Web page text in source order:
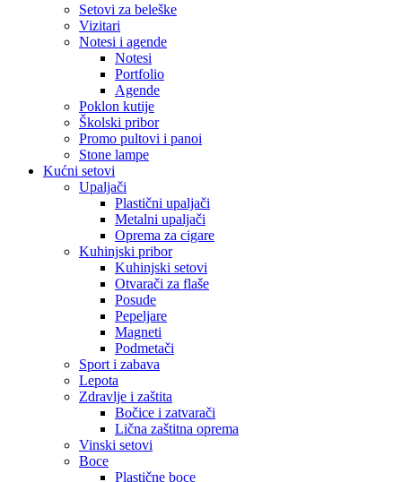
Setovi za beleške
Vizitari
Notesi i agende
Notesi
Portfolio
Agende
Poklon kutije
Školski pribor
Promo pultovi i panoi
Stone lampe
Kućni setovi
Upaljači
Plastični upaljači
Metalni upaljači
Oprema za cigare
Kuhinjski pribor
Kuhinjski setovi
Otvarači za flaše
Posude
Pepeljare
Magneti
Podmetači
Sport i zabava
Lepota
Zdravlje i zaštita
Bočice i zatvarači
Lična zaštitna oprema
Vinski setovi
Boce
Plastične boce